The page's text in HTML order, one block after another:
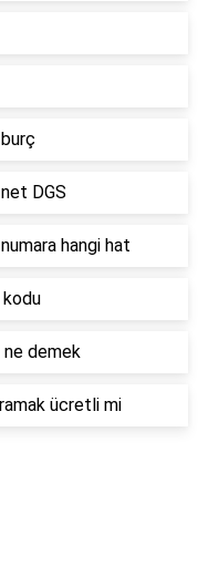
DGS
hangi hat
ne demek
ücretli mi